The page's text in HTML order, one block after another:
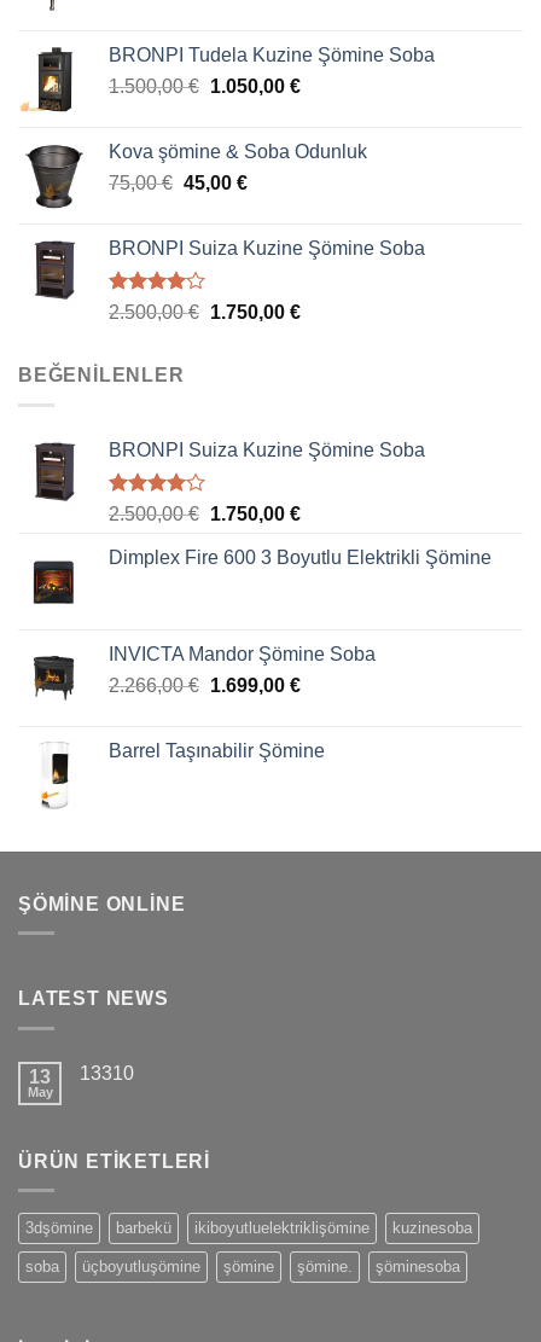
BRONPI Tudela Kuzine Şömine Soba
1.500,00€ 1.050,00 €
Kova şömine & Soba Odunluk
75,00€ 45,00 €
BRONPI Suiza Kuzine Şömine Soba
5
aldı
2.500,00€ 1.750,00 €
BEĞENILENLER
BRONPI Suiza Kuzine Şömine Soba
5
4.00oy
aldı
2.500,00€ 1.750,00 €
Dimplex Fire 600 3 Boyutlu Elektrikli Şömine
INVICTA Mandor Şömine Soba
2.266,00€ 1.699,00 €
Barrel Taşınabilir Şömine
ŞÖMINE ONLINE
LATEST NEWS
13
May
13310
ÜRÜN ETIKETLERI
3dşömine barbekü ikiboyutluelektriklişömine kuzinesoba
soba üçboyutluşömine şömine şömine. şöminesoba